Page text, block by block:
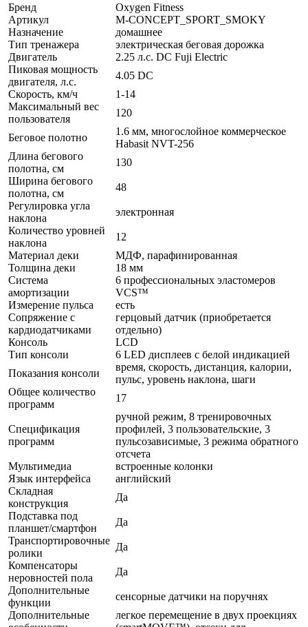
Бренд
Oxygen Fitness
Артикул
M-CONCEPT_SPORT_SMOKY
Назначение
домашнее
Тип тренажера
электрическая беговая дорожка
Двигатель
2.25 л.с. DC Fuji Electric
Пиковая мощность
двигателя, л.с.
4.05 DC
Скорость, км/ч
1-14
Максимальный вес
пользователя
120
Беговое полотно
1.6 мм, многослойное коммерческое
Habasit NVT-256
Длина бегового
полотна, см
130
Ширина бегового
полотна, см
48
Регулировка угла
наклона
электронная
Количество уровней
наклона
12
Материал деки
МДФ, парафинированная
Толщина деки
18 мм
Система
амортизации
6 профессиональных эластомеров
VCS™
Измерение пульса
есть
Сопряжение с
кардиодатчиками
герцовый датчик (приобретается
отдельно)
Консоль
LCD
Тип консоли
6 LED дисплеев с белой индикацией
Показания консоли
время, скорость, дистанция, калории,
пульс, уровень наклона, шаги
Общее количество
программ
17
Спецификация
программ
ручной режим, 8 тренировочных
профилей, 3 пользовательские, 3
пульсозависимые, 3 режима обратного
отсчета
Мультимедиа
встроенные колонки
Язык интерфейса
английский
Складная
конструкция
Да
Подставка под
планшет/смартфон
Да
Транспортировочные
ролики
Да
Компенсаторы
неровностей пола
Да
Дополнительные
функции
сенсорные датчики на поручнях
Дополнительные
легкое перемещение в двух проекциях